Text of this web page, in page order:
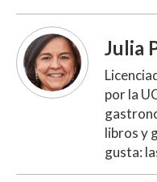
Julia
por la
libros y
gusta: